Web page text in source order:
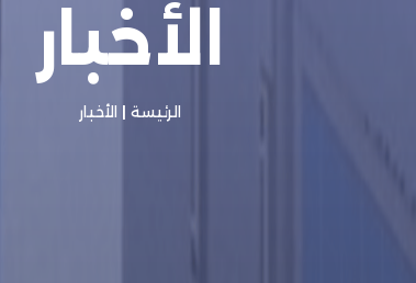
الأخبار
الرئيسة | الأخبار